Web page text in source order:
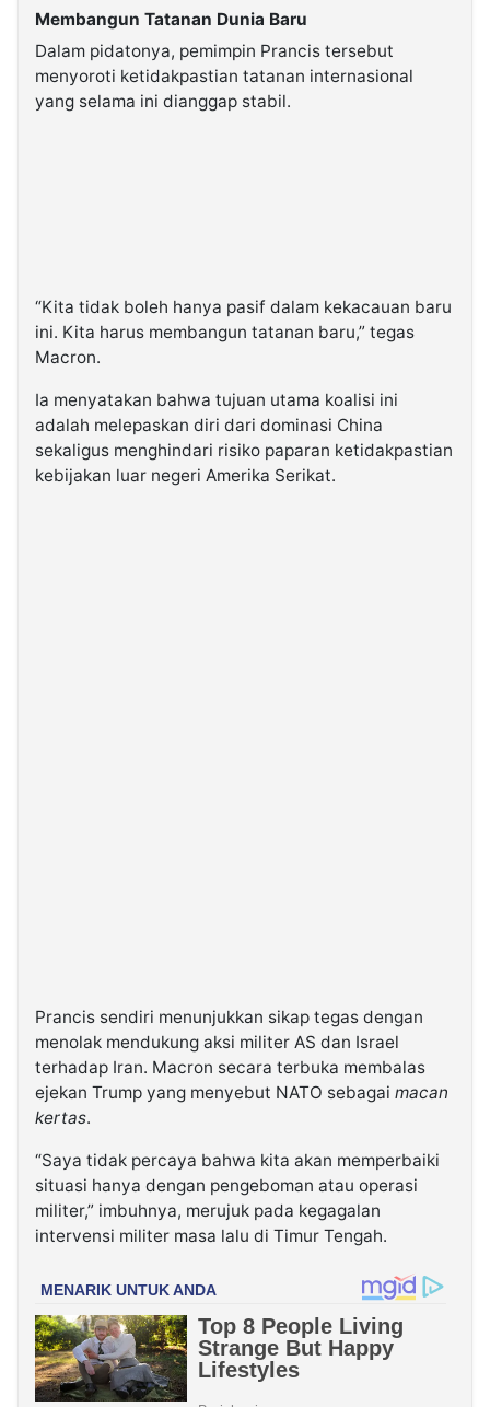
Membangun Tatanan Dunia Baru
Dalam pidatonya, pemimpin Prancis tersebut
menyoroti ketidakpastian tatanan internasional
yang selama ini dianggap stabil.
“Kita tidak boleh hanya pasif dalam kekacauan baru
ini. Kita harus membangun tatanan baru,” tegas
Macron.
Ia menyatakan bahwa tujuan utama koalisi ini
adalah melepaskan diri dari dominasi China
sekaligus menghindari risiko paparan ketidakpastian
kebijakan luar negeri Amerika Serikat.
Prancis sendiri menunjukkan sikap tegas dengan
menolak mendukung aksi militer AS dan Israel
terhadap Iran. Macron secara terbuka membalas
ejekan Trump yang menyebut NATO sebagai macan
kertas.
“Saya tidak percaya bahwa kita akan memperbaiki
situasi hanya dengan pengeboman atau operasi
militer,” imbuhnya, merujuk pada kegagalan
intervensi militer masa lalu di Timur Tengah.